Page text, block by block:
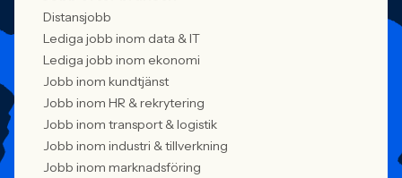
Distansjobb
Lediga jobb inom data & IT
Lediga jobb inom ekonomi
Jobb inom kundtjänst
Jobb inom HR & rekrytering
Jobb inom transport & logistik
Jobb inom industri & tillverkning
Jobb inom marknadsföring